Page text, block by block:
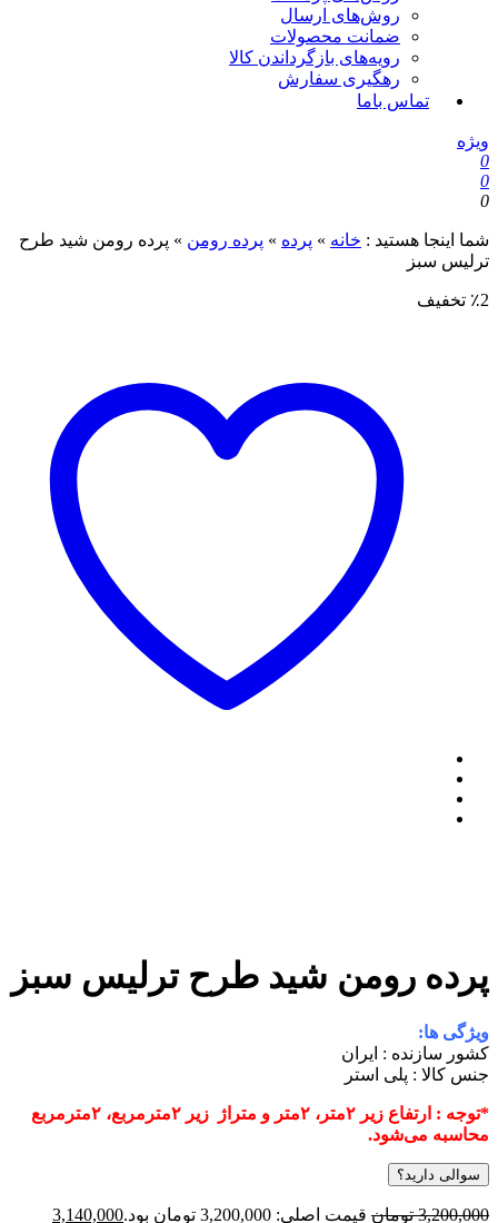
روش‌های ارسال
ضمانت محصولات
رویه‌های بازگرداندن کالا
رهگیری سفارش
تماس باما
اینجا هستید : خانه»پرده»پرده رومن»پرده رومن شید طرح
سبز
تخفیف
رومن شید طرح ترلیس سبز
ها:
سازنده : ایران
کالا : پلی استر
*توجه : ارتفاع زیر ۲متر، ۲متر و متراژ زیر ۲مترمربع، ۲مترمربع
می‌شود.
سوالی دارید؟
تومان قیمت اصلی: 3,200,000 تومان بود. 3,140,000